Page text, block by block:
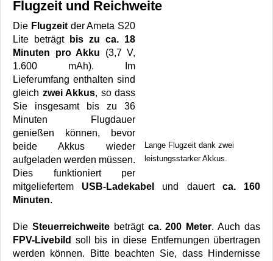
Flugzeit und Reichweite
Lange Flugzeit dank zwei
leistungsstarker Akkus.
Die Flugzeitder Ameta S20
Lite beträgt
bis zu ca. 18
Minuten pro Akku (3,7 V,
1.600 mAh). Im
Lieferumfang enthalten sind
gleich zwei Akkus, so dass
Sie insgesamt bis zu 36
Minuten Flugdauer
genießen können, bevor
beide Akkus wieder
aufgeladen werden müssen.
Dies funktioniert per
mitgeliefertem USB-Ladekabel und dauert ca. 160
Minuten.
Die Steuerreichweitebeträgt ca. 200 Meter. Auch das
FPV-Livebild soll bis in diese Entfernungen übertragen
werden können. Bitte beachten Sie, dass Hindernisse